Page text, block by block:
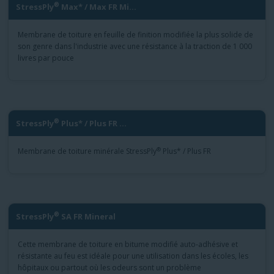
StressPly® Max* / Max FR Mi...
Membrane de toiture en feuille de finition modifiée la plus solide de
son genre dans l'industrie avec une résistance à la traction de 1 000
livres par pouce
StressPly® Plus* / Plus FR ...
Membrane de toiture minérale StressPly® Plus* / Plus FR
StressPly® SA FR Mineral
Cette membrane de toiture en bitume modifié auto-adhésive et
résistante au feu est idéale pour une utilisation dans les écoles, les
hôpitaux ou partout où les odeurs sont un problème